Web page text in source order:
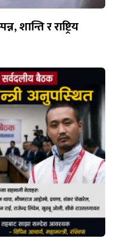
शान्ति र राष्ट्रिय